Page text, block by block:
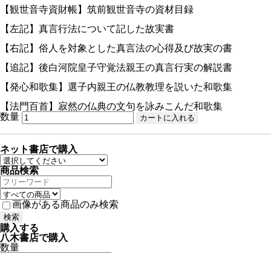
【観世音寺資財帳】筑前観世音寺の資材目録
【左記】真言行法について記した故実書
【右記】俗人を対象とした真言法の心得及び故実の書
【追記】後白河院皇子守覚法親王の真言行実の解説書
【発心和歌集】選子内親王の仏教教理を説いた和歌集
【法門百首】寂然の仏典の文句を詠みこんだ和歌集
数量
ネット書店で購入
商品検索
画像がある商品のみ検索
購入する
八木書店で購入
数量